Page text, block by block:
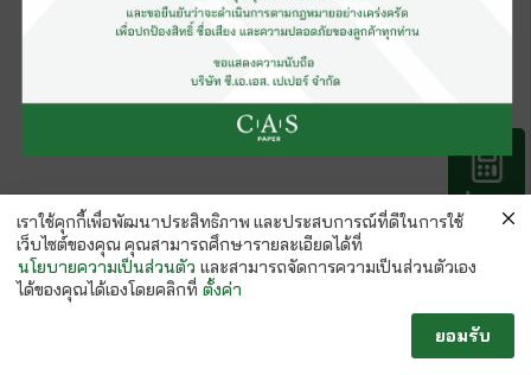
คำนวณ
กระดาษ
เราใช้คุกกี้เพื่อพัฒนาประสิทธิภาพ และประสบการณ์ที่ดีในการใช้
เว็บไซต์ของคุณ คุณสามารถศึกษารายละเอียดได้ที่
นโยบายความเป็นส่วนตัว และสามารถจัดการความเป็นส่วนตัวเอง
ได้ของคุณได้เองโดยคลิกที่ ตั้งค่า
ยอมรับ